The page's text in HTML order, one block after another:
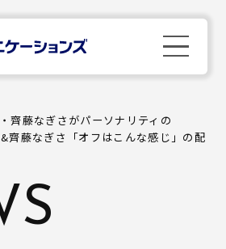
齊藤なぎさがパーソナリティの
藤なぎさ「オフはこんな感じ」の配